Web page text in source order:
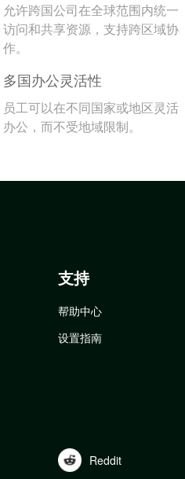
允许跨国公司在全球范围内统一
访问和共享资源，支持跨区域协
作。
多国办公灵活性
员工可以在不同国家或地区灵活
办公，而不受地域限制。
支持
帮助中心
设置指南
Reddit